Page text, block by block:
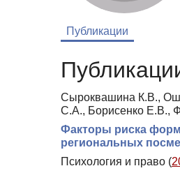
Публикации
Сыроквашина К.В.,
С.А., Борисенко Е.В.,
Факторы риска
региональных
Психология и право (